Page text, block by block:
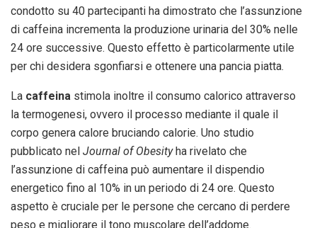
condotto su 40 partecipanti ha dimostrato che l’assunzione
di caffeina incrementa la produzione urinaria del 30% nelle
24 ore successive. Questo effetto è particolarmente utile
per chi desidera sgonfiarsi e ottenere una pancia piatta.
La caffeina stimola inoltre il consumo calorico attraverso
la termogenesi, ovvero il processo mediante il quale il
corpo genera calore bruciando calorie. Uno studio
pubblicato nel Journal of Obesityha rivelato che
l’assunzione di caffeina può aumentare il dispendio
energetico fino al 10% in un periodo di 24 ore. Questo
aspetto è cruciale per le persone che cercano di perdere
peso e migliorare il tono muscolare dell’addome.